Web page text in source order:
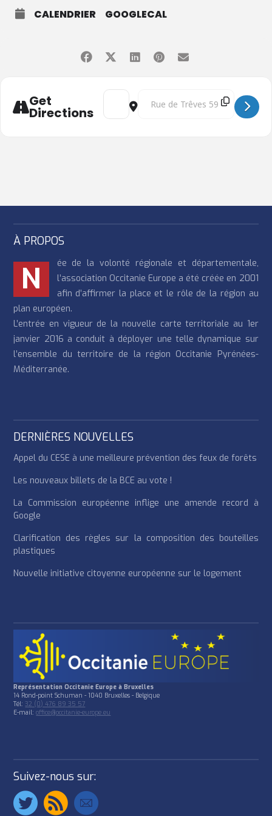
aux PFAS, sont également prévues. Cela vous intéresse ?
Rejoignez-nous le 2 juin pour en savoir plus. L'événement sera
le lien suivant. Les places sont limitées, la participation sera
donc approuvée selon le principe du « premier arrivé, premier
document ci-joint.
CALENDRIER GOOGLECAL
Get
Directions
Address - Conférence - Lutter contre la
Destination Address -
À PROPOS
N
ée de la volonté régionale et départementale,
l’association Occitanie Europe a été créée en 2001
afin d’affirmer la place et le rôle de la région au
plan européen.
L’entrée en vigueur de la nouvelle carte territoriale au 1er
janvier 2016 a conduit à déployer une telle dynamique sur
l’ensemble du territoire de la région Occitanie Pyrénées-
Méditerranée.
DERNIÈRES NOUVELLES
Appel du CESE à une meilleure prévention des feux de forêts
Les nouveaux billets de la BCE au vote !
La Commission européenne inflige une amende record à
Google
Clarification des règles sur la composition des bouteilles
plastiques
Nouvelle initiative citoyenne européenne sur le logement
Représentation Occitanie Europe à Bruxelles
14 Rond-point Schuman - 1040 Bruxelles - Belgique
Tél:32 (0) 476 89 35 57
E-mail:office@occitanie-europe.eu
Suivez-nous sur: